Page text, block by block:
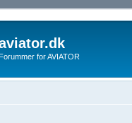
for AVIATOR